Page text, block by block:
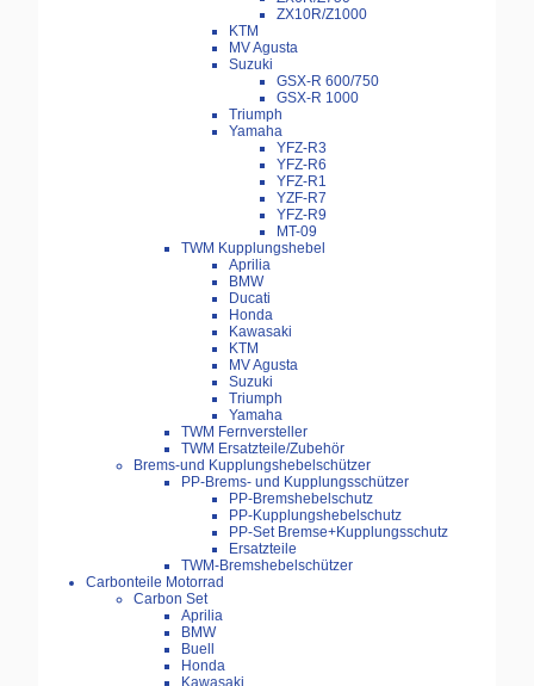
ZX10R/Z1000
KTM
MV Agusta
Suzuki
GSX-R 600/750
GSX-R 1000
Triumph
Yamaha
YFZ-R3
YFZ-R6
YFZ-R1
YZF-R7
YFZ-R9
MT-09
TWM Kupplungshebel
Aprilia
BMW
Ducati
Honda
Kawasaki
KTM
MV Agusta
Suzuki
Triumph
Yamaha
TWM Fernversteller
TWM Ersatzteile/Zubehör
Brems-und Kupplungshebelschützer
PP-Brems- und Kupplungsschützer
PP-Bremshebelschutz
PP-Kupplungshebelschutz
PP-Set Bremse+Kupplungsschutz
Ersatzteile
TWM-Bremshebelschützer
Carbonteile Motorrad
Carbon Set
Aprilia
BMW
Buell
Honda
Kawasaki